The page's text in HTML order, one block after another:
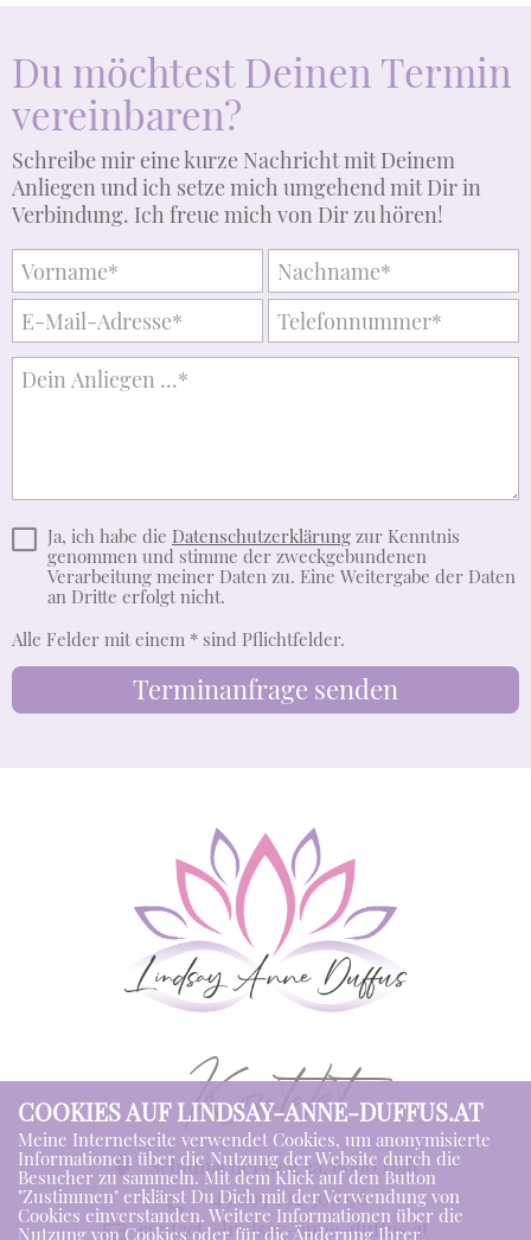
Du möchtest Deinen Termin
vereinbaren?
Schreibe mir eine kurze Nachricht mit Deinem
Anliegen und ich setze mich umgehend mit Dir in
Verbindung. Ich freue mich von Dir zu hören!
Ja, ich habe die Datenschutzerklärung zur Kenntnis
genommen und stimme der zweckgebundenen
Verarbeitung meiner Daten zu. Eine Weitergabe der Daten
an Dritte erfolgt nicht.
Alle Felder mit einem * sind Pflichtfelder.
Kontakt
Schumacherweg 2a,6060 Hall
+43 699 192 308 96
contact@lindsay-anne-duffus.at
COOKIES AUF LINDSAY-ANNE-DUFFUS.AT
Meine Internetseite verwendet Cookies, um anonymisierte
Informationen über die Nutzung der Website durch die
Besucher zu sammeln. Mit dem Klick auf den Button
"Zustimmen" erklärst Du Dich mit der Verwendung von
Cookies einverstanden. Weitere Informationen über die
Nutzung von Cookies oder für die Änderung Ihrer